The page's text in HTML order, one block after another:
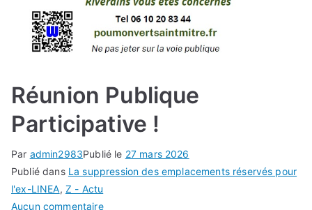
Réunion Publique
Participative !
Par admin2983Publié le 27 mars 2026
Publié dans La suppression des emplacements réservés pour
l'ex-LINEA, Z - Actu
Aucun commentairesur